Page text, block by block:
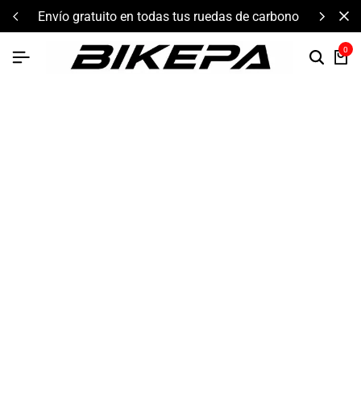
envío gratuito en todas tus ruedas de carbono
0